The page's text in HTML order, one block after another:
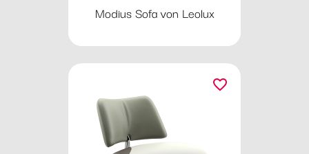
Modius Sofa von Leolux
favorite_border